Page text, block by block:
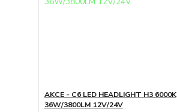
AKCE - C6 LED HEADLIGHT H3 6000K
36W/3800LM 12V/24V